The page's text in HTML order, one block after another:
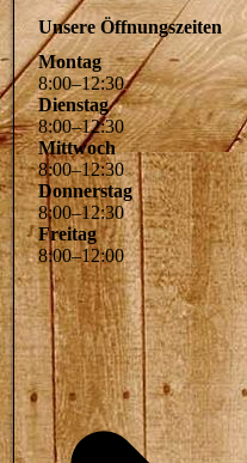
Unsere Öffnungszeiten
Montag
8:00–12:30
Dienstag
8:00–12:30
Mittwoch
8:00–12:30
Donnerstag
8:00–12:30
Freitag
8:00–12:00